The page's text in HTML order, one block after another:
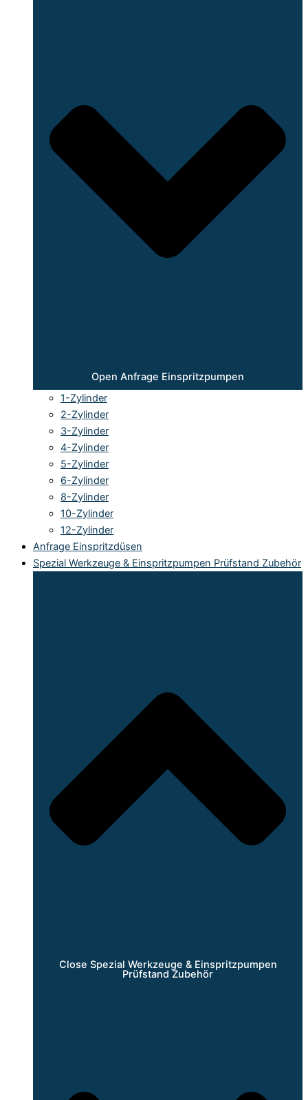
Open Anfrage Einspritzpumpen
1-Zylinder
2-Zylinder
3-Zylinder
4-Zylinder
5-Zylinder
6-Zylinder
8-Zylinder
10-Zylinder
12-Zylinder
Anfrage Einspritzdüsen
Spezial Werkzeuge & Einspritzpumpen Prüfstand Zubehör
Close Spezial Werkzeuge & Einspritzpumpen
Prüfstand Zubehör